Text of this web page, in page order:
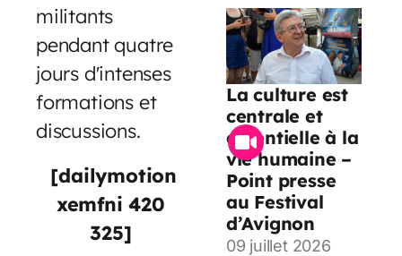
militants
pendant quatre
jours d'intenses
formations et
discussions.
[dailymotion
xemfni 420
325]
La culture est
centrale et
essentielle à la
vie humaine –
Point presse
au Festival
d’Avignon
09 juillet 2026